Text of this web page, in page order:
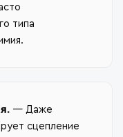
типа
— Даже
сцепление